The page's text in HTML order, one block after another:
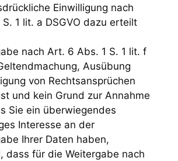
Einwilligung nach
1 lit. a DSGVO dazu erteilt
nach Art. 6 Abs. 1 S. 1 lit. f
Ausübung
von Rechtsansprüchen
und kein Grund zur Annahme
Sie ein überwiegendes
Interesse an der
Ihrer Daten haben,
dass für die Weitergabe nach